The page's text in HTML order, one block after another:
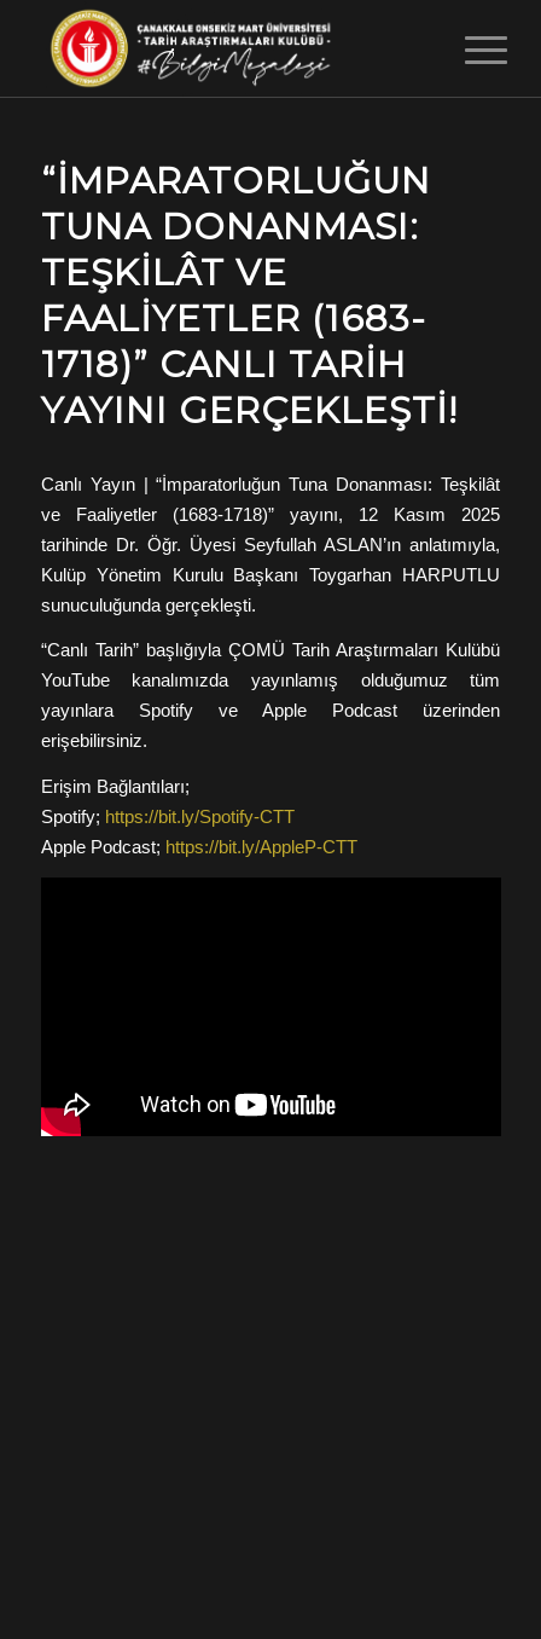
“İMPARATORLUĞUN
TUNA DONANMASI:
TEŞKILÂT VE
FAALIYETLER (1683-
1718)” CANLI TARIH
YAYINI GERÇEKLEŞTI!
Canlı Yayın | “İmparatorluğun Tuna Donanması: Teşkilât
ve Faaliyetler (1683-1718)” yayını, 12 Kasım 2025
tarihinde Dr. Öğr. Üyesi Seyfullah ASLAN’ın anlatımıyla,
Kulüp Yönetim Kurulu Başkanı Toygarhan HARPUTLU
sunuculuğunda gerçekleşti.
“Canlı Tarih” başlığıyla ÇOMÜ Tarih Araştırmaları Kulübü
YouTube kanalımızda yayınlamış olduğumuz tüm
yayınlara Spotify ve Apple Podcast üzerinden
erişebilirsiniz.
Erişim Bağlantıları;
Spotify; https://bit.ly/Spotify-CTT
Apple Podcast; https://bit.ly/AppleP-CTT